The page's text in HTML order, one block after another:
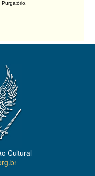
Cultural